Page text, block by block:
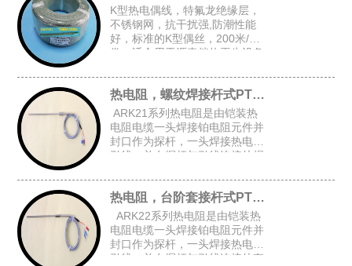
K型热电偶线，特氟龙绝缘层，
不锈钢网，抗干扰强,防潮性能
好，标准的K型偶丝，200米/
卷，适合用于沥青拌热再生设备
合
热电阻，螺纹焊接杆式PT100
ARK21系列热电阻是由铠装热
电阻电缆一头焊接铂电阻元件并
封口作为探杆，一头焊接热电阻
引线，并在探杆与引线连接处焊
纹焊接杆式铠装热电阻。
热电阻，台阶套接杆式PT100
ARK22系列热电阻是由铠装热
电阻电缆一头焊接铂电阻元件并
封口作为探杆，一头焊接热电阻
引线，并在探杆与引线连接处套